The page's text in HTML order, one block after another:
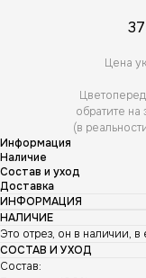
Цена
обратите
(в
Информация
Наличие
Состав и уход
Доставка
ИНФОРМАЦИЯ
НАЛИЧИЕ
Это отрез, он в наличии,
СОСТАВ И УХОД
Состав: